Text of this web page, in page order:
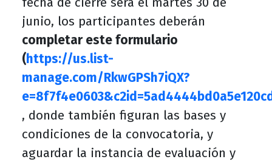
junio, los participantes deberán
completar este formulario
(https://us.list-
manage.com/RkwGPSh7iQX?
, donde también figuran las bases y
condiciones de la convocatoria, y
aguardar la instancia de evaluación y